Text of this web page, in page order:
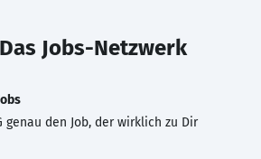
Jobs-Netzwerk
genau den Job, der wirklich zu Dir